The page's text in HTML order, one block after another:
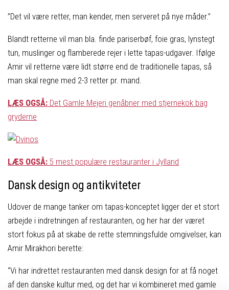
”Det vil være retter, man kender, men serveret på nye måder.”
Blandt retterne vil man bla. finde pariserbøf, foie gras, lynstegt
tun, muslinger og flamberede rejer i lette tapas-udgaver. Ifølge
Amir vil retterne være lidt større end de traditionelle tapas, så
man skal regne med 2-3 retter pr. mand.
LÆS OGSÅ: Det Gamle Mejeri genåbner med stjernekok bag
gryderne
LÆS OGSÅ: 5 mest populære restauranter i Jylland
Dansk design og antikviteter
Udover de mange tanker om tapas-konceptet ligger der et stort
arbejde i indretningen af restauranten, og her har der været
stort fokus på at skabe de rette stemningsfulde omgivelser, kan
Amir Mirakhori berette:
“Vi har indrettet restauranten med dansk design for at få noget
af den danske kultur med, og det har vi kombineret med gamle